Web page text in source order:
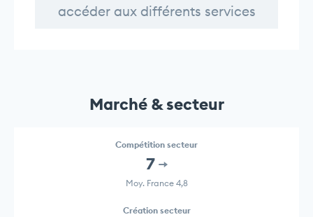
accéder aux différents services
Marché & secteur
Compétition secteur
7
Moy. France 4,8
Création secteur